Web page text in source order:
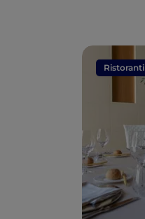
Ristoranti